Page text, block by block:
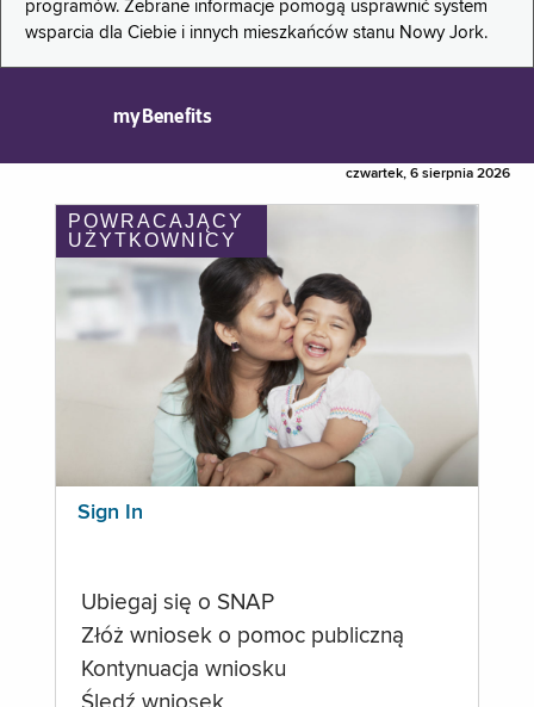
programów. Zebrane informacje pomogą usprawnić system
wsparcia dla Ciebie i innych mieszkańców stanu Nowy Jork.
myBenefits
czwartek, 6 sierpnia 2026
POWRACAJĄCY
UŻYTKOWNICY
Sign In
Ubiegaj się o SNAP
Złóż wniosek o pomoc publiczną
Kontynuacja wniosku